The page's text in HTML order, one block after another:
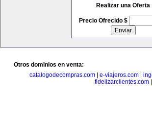
Realizar una Oferta
Precio Ofrecido $
Otros dominios en venta:
catalogodecompras.com| e-viajeros.com|
fidelizarclientes.com|